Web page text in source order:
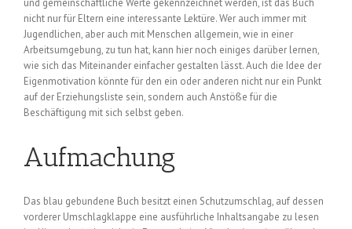
nicht nur für Eltern eine interessante Lektüre. Wer auch immer mit
Jugendlichen, aber auch mit Menschen allgemein, wie in einer
Arbeitsumgebung, zu tun hat, kann hier noch einiges darüber lernen,
wie sich das Miteinander einfacher gestalten lässt. Auch die Idee der
Eigenmotivation könnte für den ein oder anderen nicht nur ein Punkt
auf der Erziehungsliste sein, sondern auch Anstöße für die
Beschäftigung mit sich selbst geben.
Aufmachung
Das blau gebundene Buch besitzt einen Schutzumschlag, auf dessen
vorderer Umschlagklappe eine ausführliche Inhaltsangabe zu lesen